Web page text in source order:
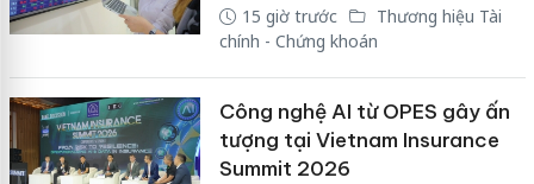
15 giờ trước
Thương hiệu Tài
chính - Chứng khoán
Công nghệ AI từ OPES gây ấn
tượng tại Vietnam Insurance
Summit 2026